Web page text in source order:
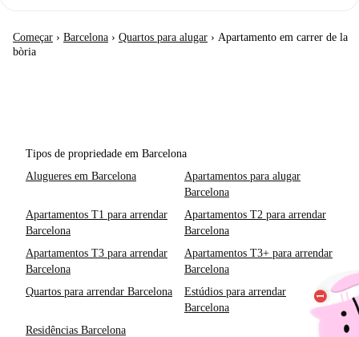
Começar › Barcelona › Quartos para alugar › Apartamento em carrer de la
bòria
Tipos de propriedade em Barcelona
Alugueres em Barcelona
Apartamentos para alugar
Barcelona
Apartamentos T1 para arrendar
Barcelona
Apartamentos T2 para arrendar
Barcelona
Apartamentos T3 para arrendar
Barcelona
Apartamentos T3+ para arrendar
Barcelona
Quartos para arrendar Barcelona
Estúdios para arrendar
Barcelona
Residências Barcelona